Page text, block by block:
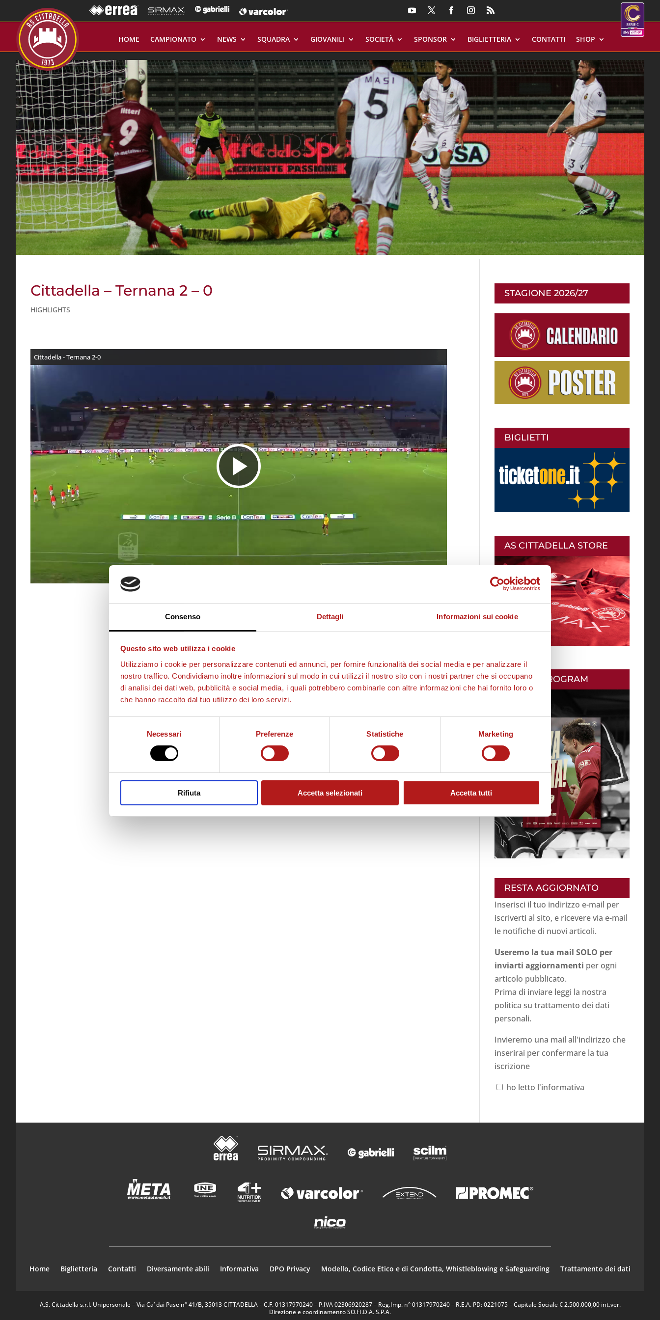
Consenso Dettagli Informazioni sui cookie
Questo sito web utilizza i cookie
Utilizziamo i cookie per personalizzare contenuti ed annunci, per fornire funzionalità dei social media e per analizzare il
nostro traffico. Condividiamo inoltre informazioni sul modo in cui utilizzi il nostro sito con i nostri partner che si occupano
di analisi dei dati web, pubblicità e social media, i quali potrebbero combinarle con altre informazioni che hai fornito loro o
che hanno raccolto dal tuo utilizzo dei loro servizi.
Necessari Preferenze Statistiche Marketing
Rifiuta Accetta selezionati Accetta tutti
HOME CAMPIONATO NEWS SQUADRA GIOVANILI SOCIETÀ SPONSOR BIGLIETTERIA CONTATTI SHOP
Cittadella – Ternana 2 – 0
HIGHLIGHTS
Cittadella - Ternana 2-0
R
i
p
r
d
u
c
STAGIONE 2026/27
BIGLIETTI
AS CITTADELLA STORE
MATCH PROGRAM
RESTA AGGIORNATO
Inserisci il tuo indirizzo e-mail per
iscriverti al sito, e ricevere via e-mail
le notifiche di nuovi articoli.
Useremo la tua mail SOLO per
inviarti aggiornamenti per ogni
articolo pubblicato.
Prima di inviare leggi la nostra
politica su trattamento dei dati
personali.
Invieremo una mail all'indirizzo che
inserirai per confermare la tua
iscrizione
ho letto l'informativa
Home Biglietteria Contatti Diversamente abili Informativa DPO Privacy Modello, Codice Etico e di Condotta, Whistleblowing e Safeguarding Trattamento dei dati
A.S. Cittadella s.r.l. Unipersonale – Via Ca’ dai Pase n° 41/B, 35013 CITTADELLA – C.F. 01317970240 – P.IVA 02306920287 – Reg.Imp. n° 01317970240 – R.E.A. PD: 0221075 – Capitale Sociale € 2.500.000,00 int.ver.
Direzione e coordinamento SO.FI.D.A. S.P.A.